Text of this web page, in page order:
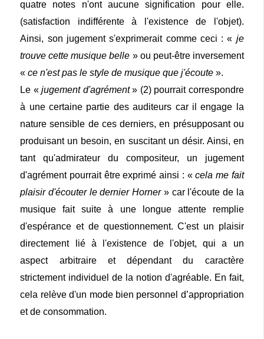
quatre notes n'ont aucune signification pour elle.
(satisfaction indifférente à l'existence de l'objet).
Ainsi, son jugement s'exprimerait comme ceci : « je
trouve cette musique belle » ou peut-être inversement
«ce n'est pas le style de musique que j'écoute ».
Le «jugement d'agrément» (2) pourrait correspondre
à une certaine partie des auditeurs car il engage la
nature sensible de ces derniers, en présupposant ou
produisant un besoin, en suscitant un désir. Ainsi, en
tant qu'admirateur du compositeur, un jugement
d'agrément pourrait être exprimé ainsi : «cela me fait
plaisir d'écouter le dernier Horner» car l'écoute de la
musique fait suite à une longue attente remplie
d'espérance et de questionnement. C'est un plaisir
directement lié à l'existence de l'objet, qui a un
aspect arbitraire et dépendant du caractère
strictement individuel de la notion d'agréable. En fait,
cela relève d'un mode bien personnel d’appropriation
et de consommation.